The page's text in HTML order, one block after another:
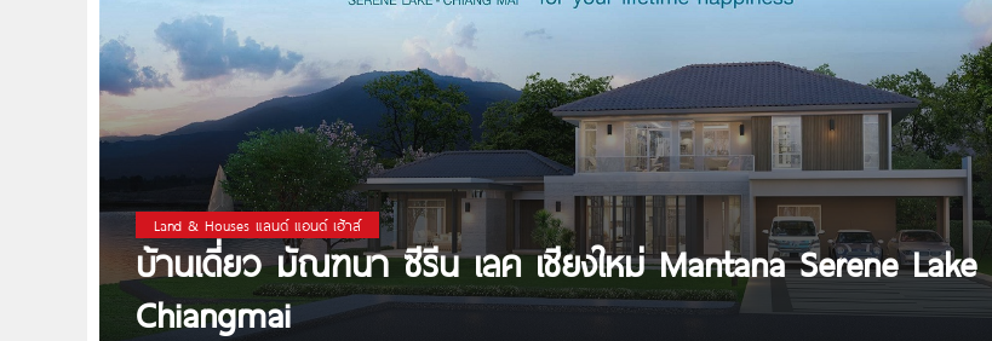
Land & Houses แลนด์ แอนด์ เฮ้าส์
บ้านเดี่ยว มัณฑนา ซีรีน เลค เชียงใหม่ Mantana Serene Lake
Chiangmai